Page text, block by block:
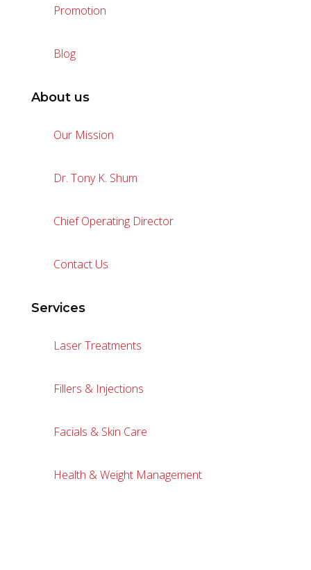
Promotion
Blog
About us
Our Mission
Dr. Tony K. Shum
Chief Operating Director
Contact Us
Services
Laser Treatments
Fillers & Injections
Facials & Skin Care
Health & Weight Management